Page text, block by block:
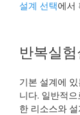
설계 선택에서
반복실
기본 설계에
니다. 일반적
한 리소스와